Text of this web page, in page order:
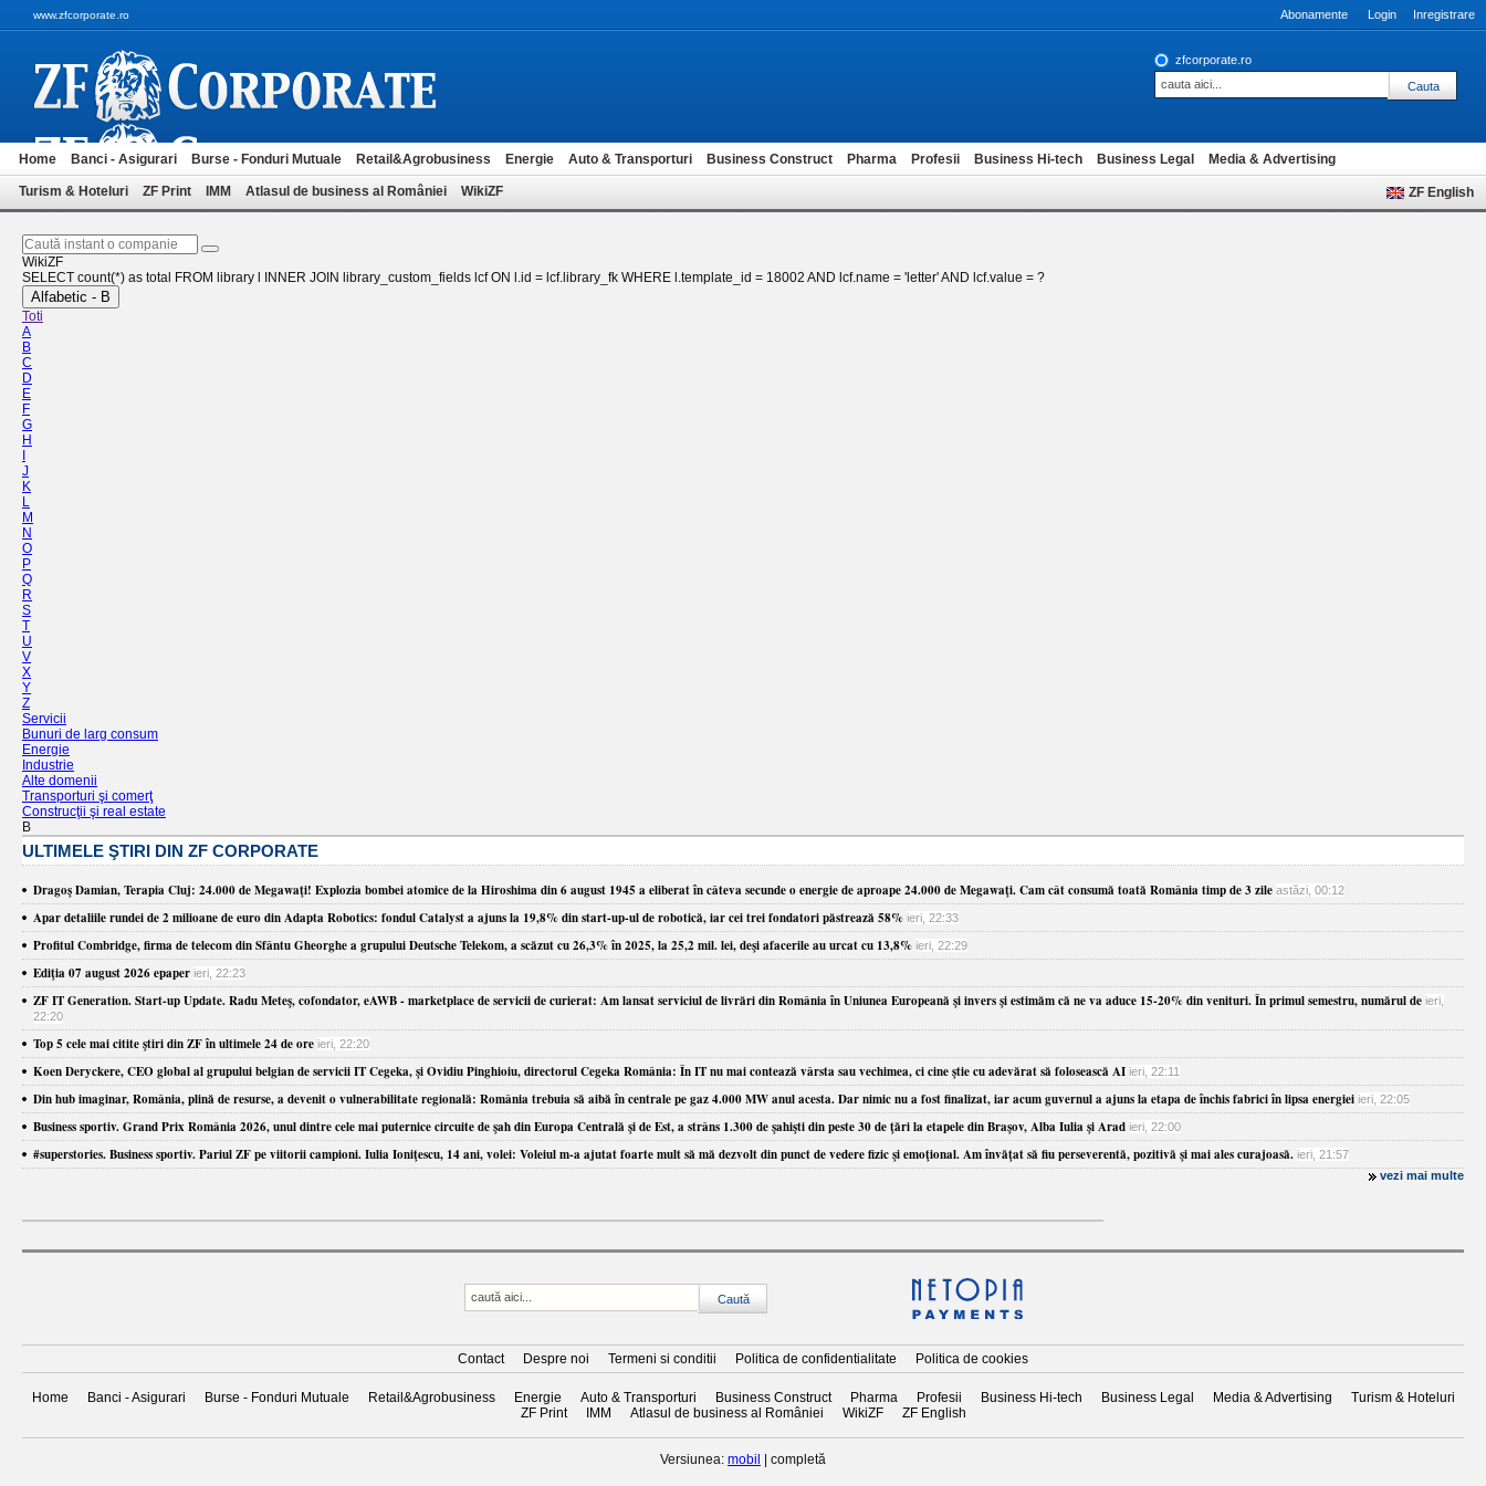
www.zfcorporate.ro Abonamente Login Inregistrare
zfcorporate.ro
Home Banci - Asigurari Burse - Fonduri Mutuale Retail&Agrobusiness Energie Auto & Transporturi Business Construct Pharma Profesii Business Hi-tech Business Legal Media & Advertising
Turism & Hoteluri ZF Print IMM Atlasul de business al României WikiZF ZF English
WikiZF
SELECT count(*) as total FROM library l INNER JOIN library_custom_fields lcf ON l.id = lcf.library_fk WHERE l.template_id = 18002 AND lcf.name = 'letter' AND lcf.value = ?
Alfabetic - B
Toti
A
B
C
D
E
F
G
H
J
K
L
M
N
O
P
Q
R
S
T
U
V
X
Y
Z
Servicii
Bunuri de larg consum
Energie
Industrie
Alte domenii
Transporturi şi comerţ
Construcţii şi real estate
B
ULTIMELE ŞTIRI DIN ZF CORPORATE
Dragoş Damian, Terapia Cluj: 24.000 de Megawaţi! Explozia bombei atomice de la Hiroshima din 6 august 1945 a eliberat în câteva secunde o energie de aproape 24.000 de Megawaţi. Cam cât consumă toată România timp de 3 zile astăzi, 00:12
Apar detaliile rundei de 2 milioane de euro din Adapta Robotics: fondul Catalyst a ajuns la 19,8% din start-up-ul de robotică, iar cei trei fondatori păstrează 58% ieri, 22:33
Profitul Combridge, firma de telecom din Sfântu Gheorghe a grupului Deutsche Telekom, a scăzut cu 26,3% în 2025, la 25,2 mil. lei, deşi afacerile au urcat cu 13,8% ieri, 22:29
Ediţia 07 august 2026 epaper ieri, 22:23
ZF IT Generation. Start-up Update. Radu Meteş, cofondator, eAWB - marketplace de servicii de curierat: Am lansat serviciul de livrări din România în Uniunea Europeană şi invers şi estimăm că ne va aduce 15-20% din venituri. În primul semestru, numărul de ieri,
22:20
Top 5 cele mai citite ştiri din ZF în ultimele 24 de ore ieri, 22:20
Koen Deryckere, CEO global al grupului belgian de servicii IT Cegeka, şi Ovidiu Pinghioiu, directorul Cegeka România: În IT nu mai contează vârsta sau vechimea, ci cine ştie cu adevărat să folosească AI ieri, 22:11
Din hub imaginar, România, plină de resurse, a devenit o vulnerabilitate regională: România trebuia să aibă în centrale pe gaz 4.000 MW anul acesta. Dar nimic nu a fost finalizat, iar acum guvernul a ajuns la etapa de închis fabrici în lipsa energiei ieri, 22:05
Business sportiv. Grand Prix România 2026, unul dintre cele mai puternice circuite de şah din Europa Centrală şi de Est, a strâns 1.300 de şahişti din peste 30 de ţări la etapele din Braşov, Alba Iulia şi Arad ieri, 22:00
#superstories. Business sportiv. Pariul ZF pe viitorii campioni. Iulia Ioniţescu, 14 ani, volei: Voleiul m-a ajutat foarte mult să mă dezvolt din punct de vedere fizic şi emoţional. Am învăţat să fiu perseverentă, pozitivă şi mai ales curajoasă. ieri, 21:57
vezi mai multe
Contact Despre noi Termeni si conditii Politica de confidentialitate Politica de cookies
Home Banci - Asigurari Burse - Fonduri Mutuale Retail&Agrobusiness Energie Auto & Transporturi Business Construct Pharma Profesii Business Hi-tech Business Legal Media & Advertising
Turism & Hoteluri
ZF Print
IMM Atlasul de business al României WikiZF ZF English
Versiunea: mobil | completă